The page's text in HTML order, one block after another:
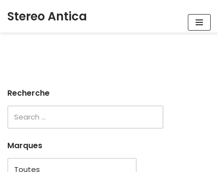
Stereo Antica
Recherche
Marques